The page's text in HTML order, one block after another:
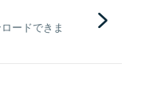
ードできま